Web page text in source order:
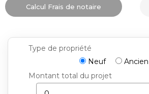
Calcul Frais de notaire